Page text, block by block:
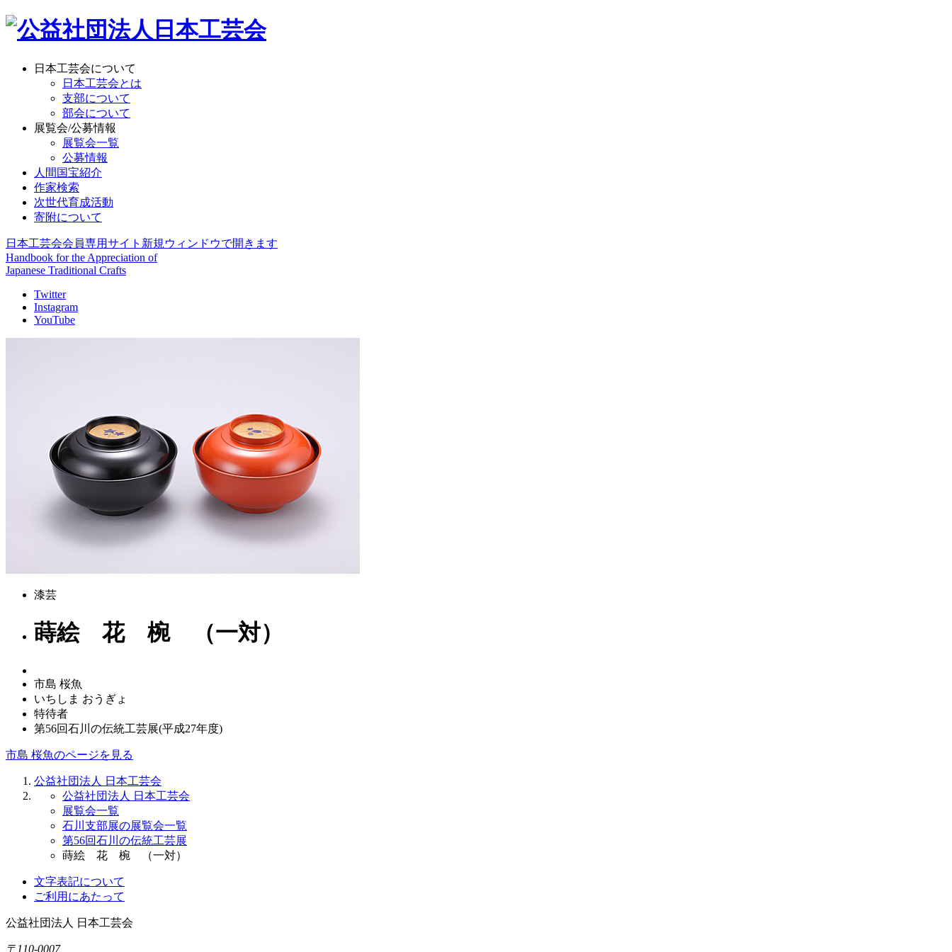
日本工芸会について
日本工芸会とは
支部について
部会について
展覧会/公募情報
展覧会一覧
公募情報
人間国宝紹介
作家検索
次世代育成活動
寄附について
日本工芸会会員専用サイト 新規ウィンドウで開きます
Handbook for the Appreciation of
Japanese Traditional Crafts
Twitter
Instagram
YouTube
漆芸
蒔絵 花 椀 （一対）
市島 桜魚
いちしま おうぎょ
特待者
第56回石川の伝統工芸展(平成27年度)
市島 桜魚のページを見る
公益社団法人 日本工芸会
公益社団法人 日本工芸会
展覧会一覧
石川支部展の展覧会一覧
第56回石川の伝統工芸展
蒔絵 花 椀 （一対）
文字表記について
ご利用にあたって
公益社団法人 日本工芸会
〒110-0007